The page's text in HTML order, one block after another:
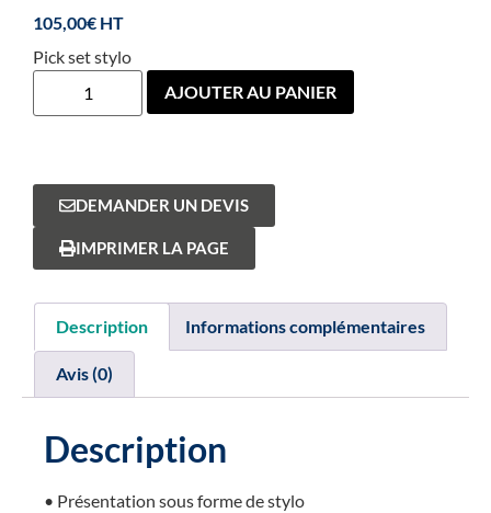
105,00€
Pick set stylo
AJOUTER AU PANIER
DEMANDER UN DEVIS
IMPRIMER LA PAGE
Description Informations complémentaires
Avis (0)
Description
• Présentation sous forme de stylo